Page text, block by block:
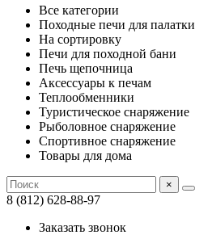
Все категории
Походные печи для палатки
На сортировку
Печи для походной бани
Печь щепочница
Аксессуары к печам
Теплообменники
Туристическое снаряжение
Рыболовное снаряжение
Спортивное снаряжение
Товары для дома
×
8 (812) 628-88-97
Заказать звонок